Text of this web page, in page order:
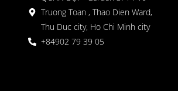
Truong Toan , Thao Dien Ward,
Thu Duc city, Ho Chi Minh city
+84902 79 39 05